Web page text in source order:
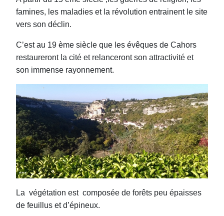
famines, les maladies et la révolution entrainent le site
vers son déclin.
C’est au 19 ème siècle que les évêques de Cahors
restaureront la cité et relanceront son attractivité et
son immense rayonnement.
La végétation est composée de forêts peu épaisses
de feuillus et d’épineux.